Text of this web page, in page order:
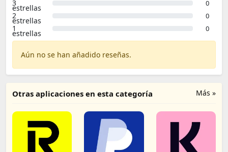
3
estrellas 0
2
estrellas 0
1
estrellas 0
Aún no se han añadido reseñas.
Más »
Otras aplicaciones en esta categoría